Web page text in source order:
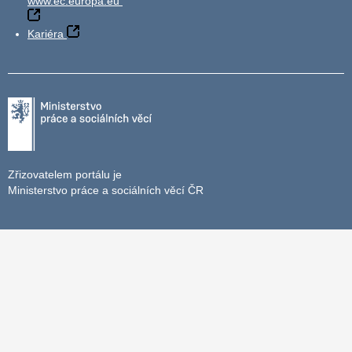
Kariéra
Zřizovatelem portálu je
Ministerstvo práce a sociálních věcí ČR